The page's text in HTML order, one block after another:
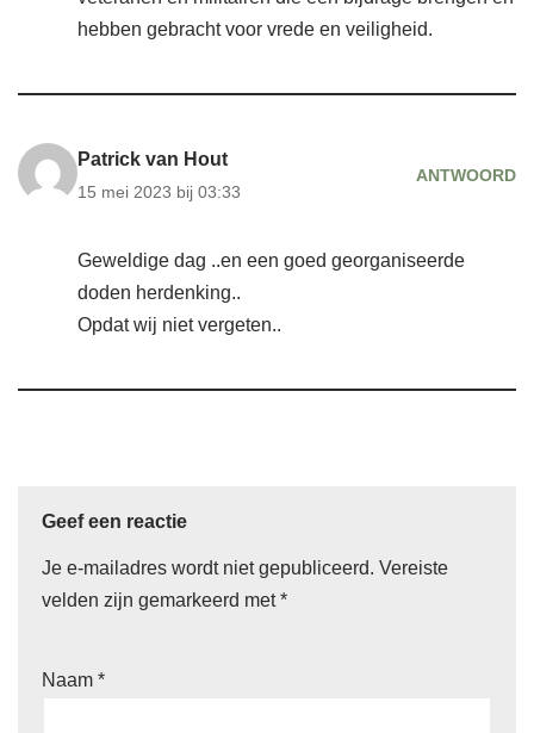
hebben gebracht voor vrede en veiligheid.
Patrick van Hout
15 mei 2023 bij 03:33
ANTWOORD
Geweldige dag ..en een goed georganiseerde
doden herdenking..
Opdat wij niet vergeten..
Geef een reactie
Je e-mailadres wordt niet gepubliceerd. Vereiste
velden zijn gemarkeerd met*
Naam *